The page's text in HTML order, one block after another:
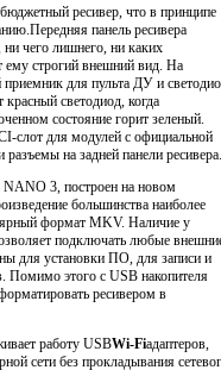
ресивер, что в принципе
панель ресивера
чего лишнего, ни каких
ему строгий внешний вид. На
для пульта ДУ и
светодиод, когда
состояние горит зеленый.
слот для модулей с официальной
разъемы на задней панели ресивера.
3, построен на новом
большинства наиболее
формат MKV. Наличие у
подключать любые
для установки ПО, для записи и
Помимо этого с USB накопителя
ресивером в
работу USBWi-Fiадаптеров,
сети без прокладывания